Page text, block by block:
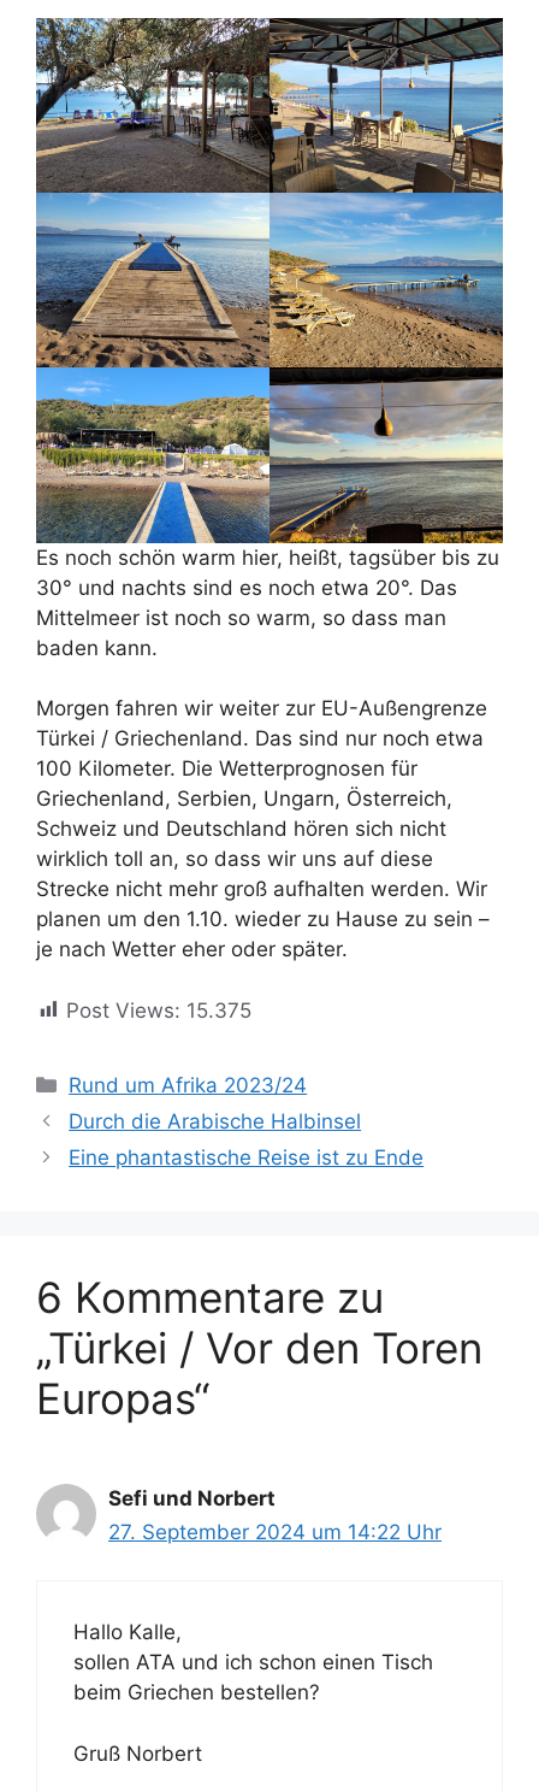
Es noch schön warm hier, heißt, tagsüber bis zu
30° und nachts sind es noch etwa 20°. Das
Mittelmeer ist noch so warm, so dass man
baden kann.
Morgen fahren wir weiter zur EU-Außengrenze
Türkei / Griechenland. Das sind nur noch etwa
100 Kilometer. Die Wetterprognosen für
Griechenland, Serbien, Ungarn, Österreich,
Schweiz und Deutschland hören sich nicht
wirklich toll an, so dass wir uns auf diese
Strecke nicht mehr groß aufhalten werden. Wir
planen um den 1.10. wieder zu Hause zu sein –
je nach Wetter eher oder später.
Post Views: 15.375
Kategorien
Rund um Afrika 2023/24
Durch die Arabische Halbinsel
Eine phantastische Reise ist zu Ende
6 Kommentare zu
„Türkei / Vor den Toren
Europas“
Sefi und Norbert
27. September 2024 um 14:22 Uhr
Hallo Kalle,
sollen ATA und ich schon einen Tisch
beim Griechen bestellen?
Gruß Norbert